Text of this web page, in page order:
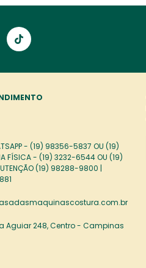
- (19) 98356-5837 OU (19)
FÍSICA - (19) 3232-6544 OU (19)
(19) 98288-9800 |
Aguiar 248, Centro - Campinas